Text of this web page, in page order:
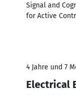
Signal and
for Active
4 Jahre und 7
Electrical